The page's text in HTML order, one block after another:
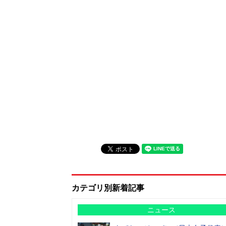
カテゴリ別新着記事
ニュース